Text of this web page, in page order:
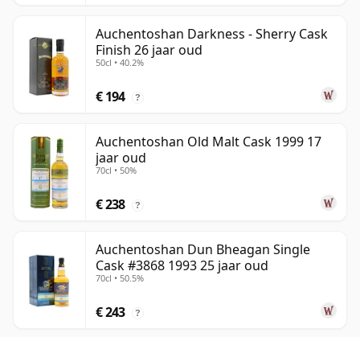
Auchentoshan Darkness - Sherry Cask
Finish 26 jaar oud
50cl • 40.2%
€ 194 ?
Auchentoshan Old Malt Cask 1999 17
jaar oud
70cl • 50%
€ 238 ?
Auchentoshan Dun Bheagan Single
Cask #3868 1993 25 jaar oud
70cl • 50.5%
€ 243 ?